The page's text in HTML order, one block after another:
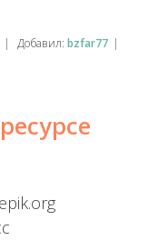
| Добавил: bzfar77 |